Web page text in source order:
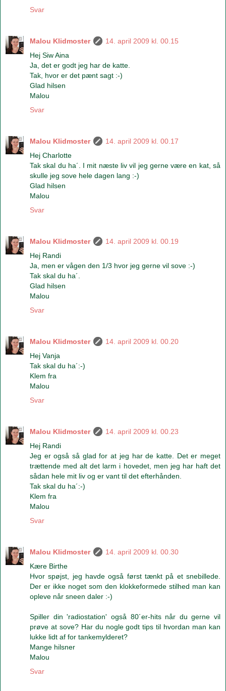
Svar
Malou Klidmoster
14. april 2009 kl. 00.15
Hej Siw Aina
Ja, det er godt jeg har de katte.
Tak, hvor er det pænt sagt :-)
Glad hilsen
Malou
Svar
Malou Klidmoster
14. april 2009 kl. 00.17
Hej Charlotte
Tak skal du ha´. I mit næste liv vil jeg gerne være en kat, så
skulle jeg sove hele dagen lang :-)
Glad hilsen
Malou
Svar
Malou Klidmoster
14. april 2009 kl. 00.19
Hej Randi
Ja, men er vågen den 1/3 hvor jeg gerne vil sove :-)
Tak skal du ha´.
Glad hilsen
Malou
Svar
Malou Klidmoster
14. april 2009 kl. 00.20
Hej Vanja
Tak skal du ha´:-)
Klem fra
Malou
Svar
Malou Klidmoster
14. april 2009 kl. 00.23
Hej Randi
Jeg er også så glad for at jeg har de katte. Det er meget
trættende med alt det larm i hovedet, men jeg har haft det
sådan hele mit liv og er vant til det efterhånden.
Tak skal du ha´:-)
Klem fra
Malou
Svar
Malou Klidmoster
14. april 2009 kl. 00.30
Kære Birthe
Hvor spøjst, jeg havde også først tænkt på et snebillede.
Der er ikke noget som den klokkeformede stilhed man kan
opleve når sneen daler :-)
Spiller din 'radiostation' også 80´er-hits når du gerne vil
prøve at sove? Har du nogle godt tips til hvordan man kan
lukke lidt af for tankemylderet?
Mange hilsner
Malou
Svar